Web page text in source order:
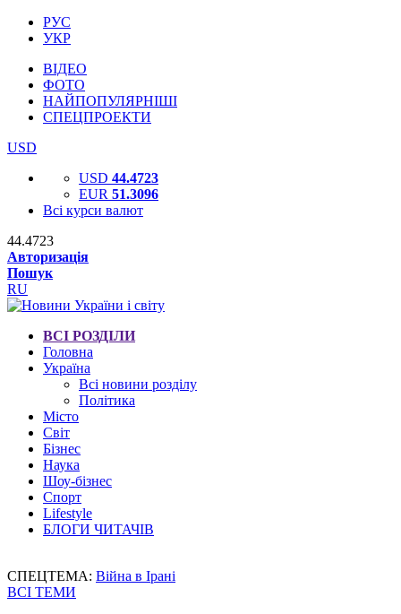
РУС
УКР
ВІДЕО
ФОТО
НАЙПОПУЛЯРНІШІ
СПЕЦПРОЕКТИ
USD
USD 44.4723
EUR 51.3096
Всі курси валют
44.4723
Авторизація
Пошук
RU
ВСІ РОЗДІЛИ
Головна
Україна
Всі новини розділу
Політика
Місто
Світ
Бізнес
Наука
Шоу-бізнес
Спорт
Lifestyle
БЛОГИ ЧИТАЧІВ
СПЕЦТЕМА: Війна в Ірані
ВСІ ТЕМИ